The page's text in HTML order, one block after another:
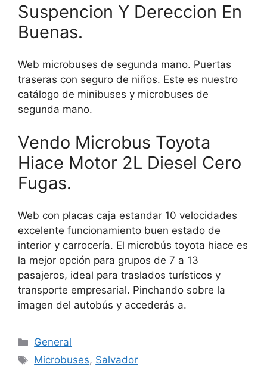
Suspencion Y Dereccion En
Buenas.
Web microbuses de segunda mano. Puertas
traseras con seguro de niños. Este es nuestro
catálogo de minibuses y microbuses de
segunda mano.
Vendo Microbus Toyota
Hiace Motor 2L Diesel Cero
Fugas.
Web con placas caja estandar 10 velocidades
excelente funcionamiento buen estado de
interior y carrocería. El microbús toyota hiace es
la mejor opción para grupos de 7 a 13
pasajeros, ideal para traslados turísticos y
transporte empresarial. Pinchando sobre la
imagen del autobús y accederás a.
Categories
General
Tags
Microbuses, Salvador